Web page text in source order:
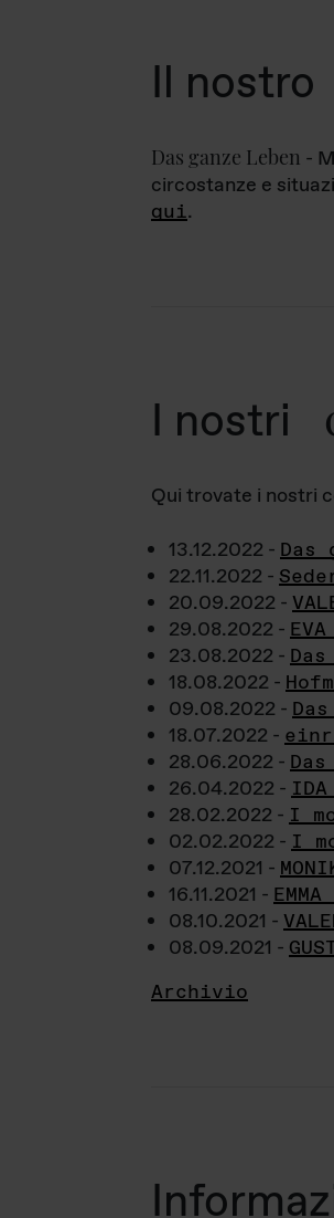
Il nostro
Das ganze Leben -
circostanze e
qui.
I nostri
Qui trovate i nostri
13.12.2022 - Das
22.11.2022 -
20.09.2022 -
29.08.2022 -
23.08.2022 -
18.08.2022 -
09.08.2022 -
18.07.2022 -
28.06.2022 -
26.04.2022 -
28.02.2022 - I
02.02.2022 - I
07.12.2021 -
16.11.2021 -
08.10.2021 -
08.09.2021 -
Archivio